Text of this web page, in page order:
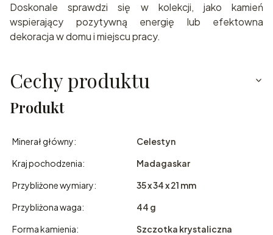
Doskonale sprawdzi się w kolekcji, jako kamień
wspierający pozytywną energię lub efektowna
dekoracja w domu i miejscu pracy.
Cechy produktu
Produkt
Minerał główny:
Celestyn
Kraj pochodzenia:
Madagaskar
Przybliżone wymiary:
35 x 34 x 21 mm
Przybliżona waga:
44 g
Forma kamienia:
Szczotka krystaliczna